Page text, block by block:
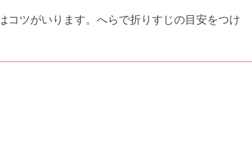
コツがいります。へらで折りすじの目安をつけ